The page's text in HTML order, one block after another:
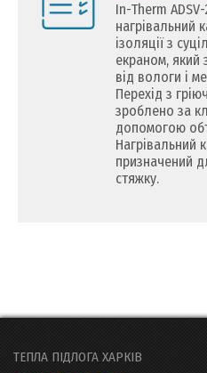
In-Therm
нагрівальний
ізоляції з
екраном, який
від вологи і
Перехід з
зроблено за
допомогою
Нагрівальний
призначений
стяжку.
ТЕПЛА ПІДЛОГА ХАРКІВ